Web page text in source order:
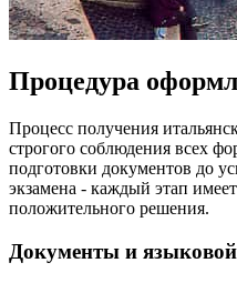
Процедура
Процесс получения
строгого соблюдения всех
подготовки документов до
экзамена - каждый этап
положительного решения.
Документы и языковой